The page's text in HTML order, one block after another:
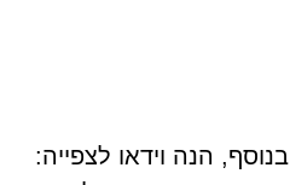
בנוסף, הנה וידאו לצפייה: